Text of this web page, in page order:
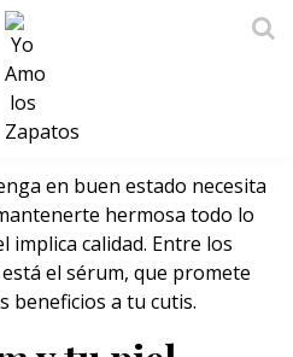
necesario para
en buen estado necesita
hermosa todo lo
implica calidad. Entre los
el sérum, que promete
beneficios a tu cutis.